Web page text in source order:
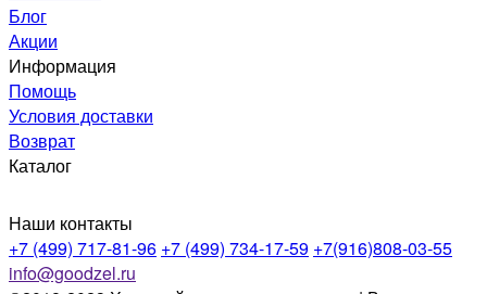
Блог
Акции
Информация
Помощь
Условия доставки
Возврат
Каталог
Наши контакты
+7 (499) 717-81-96 +7 (499) 734-17-59 +7(916)808-03-55
info@goodzel.ru